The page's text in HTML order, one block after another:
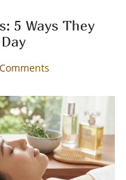
5 Ways They